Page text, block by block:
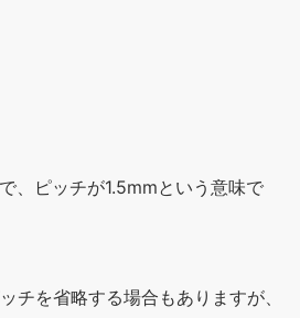
、ピッチが1.5mmという意味で
チを省略する場合もありますが、